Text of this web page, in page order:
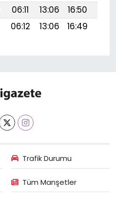
06:11 13:06 16:50
06:12 13:06 16:49
Trafik Durumu
Tüm Manşetler